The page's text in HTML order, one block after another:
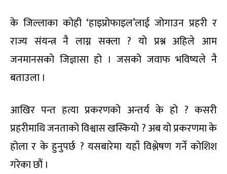
के जिल्लाका कोही ‘हाइप्रोफाइल’लाई जोगाउन प्रहरी र
राज्य संयन्त्र नै लाग्न सक्ला ? यो प्रश्न अहिले आम
जनमानसको जिज्ञासा हो । जसको जवाफ भविष्यले नै
बताउला ।
आखिर पन्त हत्या प्रकरणको अन्तर्य के हो ? कसरी
प्रहरीमाथि जनताको विश्वास खस्कियो ? अब यो प्रकरणमा के
होला र के हुनुपर्छ ? यसबारेमा यहाँ विश्लेषण गर्ने कोशिश
गरेका छौं ।